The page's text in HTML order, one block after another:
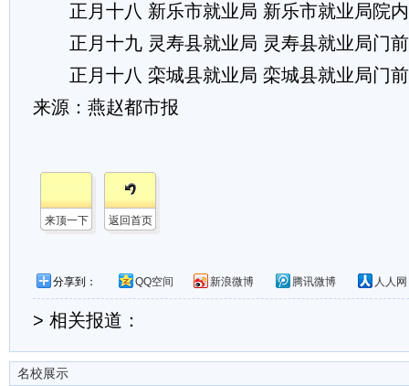
正月十八 新乐市就业局 新乐市就业局院内
正月十九 灵寿县就业局 灵寿县就业局门前
正月十八 栾城县就业局 栾城县就业局门前
来源：燕赵都市报
来顶一下 返回首页
分享到： QQ空间 新浪微博 腾讯微博 人人网
> 相关报道：
名校展示